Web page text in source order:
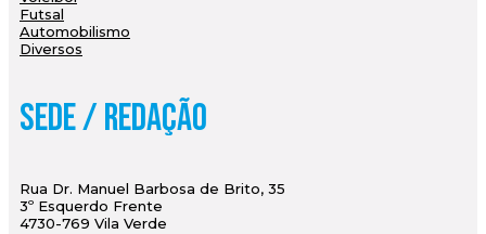
Futsal
Automobilismo
Diversos
Sede / Redação
Rua Dr. Manuel Barbosa de Brito, 35
3º Esquerdo Frente
4730-769 Vila Verde